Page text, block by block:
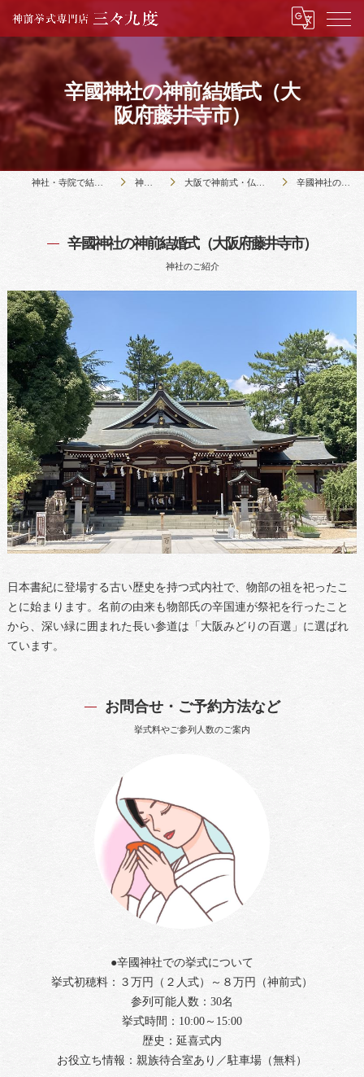
辛國神社の神前結婚式（大
阪府藤井寺市）
神社・寺院で結婚式のことなら神前挙式専門店三々九度 神社・寺院の紹介 大阪で神前式・仏前式のできる51社寺の紹介｜三々九度・大阪 辛國神社の神前結婚式（大阪府藤井寺市）
辛國神社の神前結婚式（大阪府藤井寺市）
神社のご紹介
日本書紀に登場する古い歴史を持つ式内社で、物部の祖を祀ったこ
とに始まります。名前の由来も物部氏の辛国連が祭祀を行ったこと
から、深い緑に囲まれた長い参道は「大阪みどりの百選」に選ばれ
ています。
お問合せ・ご予約方法など
挙式料やご参列人数のご案内
●辛國神社での挙式について
挙式初穂料：３万円（２人式）～８万円（神前式）
参列可能人数：30名
挙式時間：10:00～15:00
歴史：延喜式内
お役立ち情報：親族待合室あり／駐車場（無料）